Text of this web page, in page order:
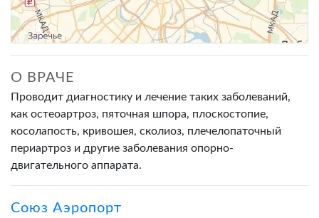
О ВРАЧЕ
Проводит диагностику и лечение таких заболеваний,
как остеоартроз, пяточная шпора, плоскостопие,
косолапость, кривошея, сколиоз, плечелопаточный
периартроз и другие заболевания опорно-
двигательного аппарата.
Союз Аэропорт